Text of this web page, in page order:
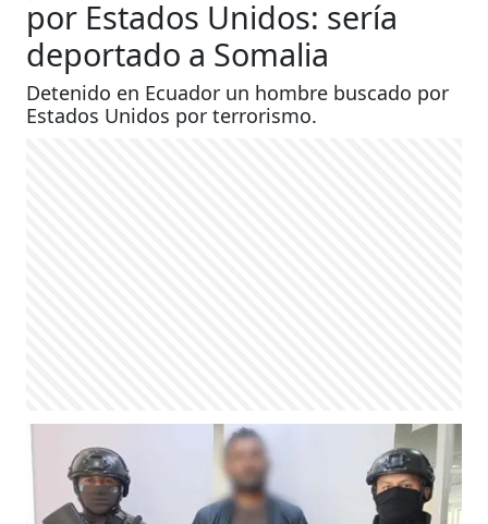
por Estados Unidos: sería
deportado a Somalia
Detenido en Ecuador un hombre buscado por
Estados Unidos por terrorismo.